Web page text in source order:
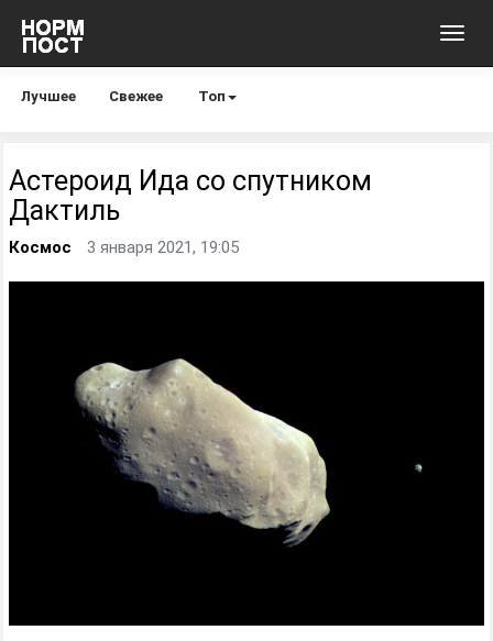
Лучшее Свежее Топ
Астероид Ида со спутником
Дактиль
Космос 3 января 2021, 19:05